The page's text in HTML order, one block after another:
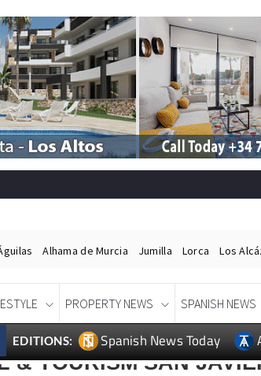
Alhama de Murcia Jumilla Lorca Los
PROPERTY NEWS SPANISH NEWS
EDITIONS: Spanish News Today
& TOURISM SAN